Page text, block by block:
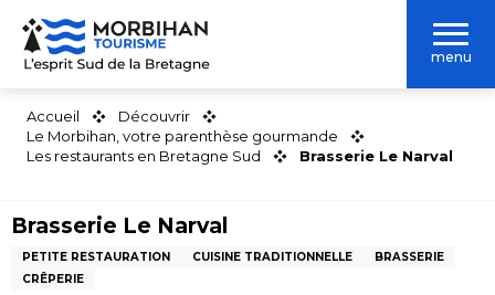
Aller
contenu
menu
Accueil
Découvrir
Le Morbihan, votre parenthèse gourmande
Les restaurants en Bretagne Sud
Brasserie Le Narval
Brasserie Le Narval
PETITE RESTAURATION CUISINE TRADITIONNELLE
BRASSERIE
CRÊPERIE